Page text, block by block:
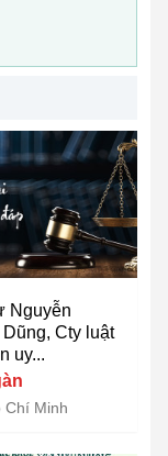
Nguyễn
Dũng, Cty luật
uy...
Chí Minh